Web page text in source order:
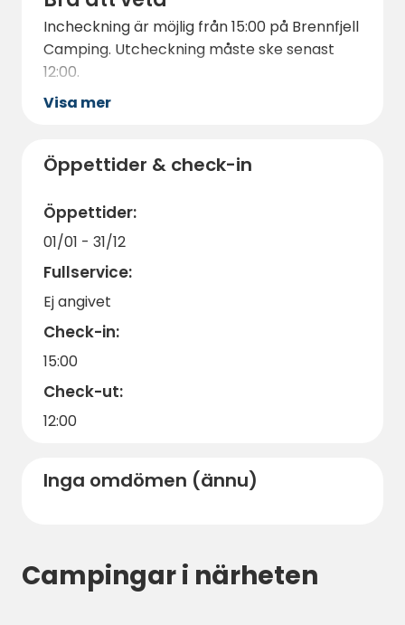
Incheckning är möjlig från 15:00 på Brennfjell
Camping. Utcheckning måste ske senast
12:00.
Visa mer
Öppettider & check-in
Öppettider:
01/01 - 31/12
Fullservice:
Ej angivet
Check-in:
15:00
Check-ut:
12:00
Inga omdömen (ännu)
Campingar i närheten